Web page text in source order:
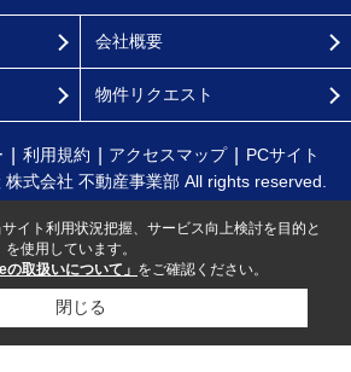
会社概要
物件リクエスト
利用規約 アクセスマップ
PCサイト
式会社 不動産事業部 All rights reserved.
イト利用状況把握、サービス向上検討を目的と
使用しています。
の取扱いについて」 をご確認ください。
閉じる